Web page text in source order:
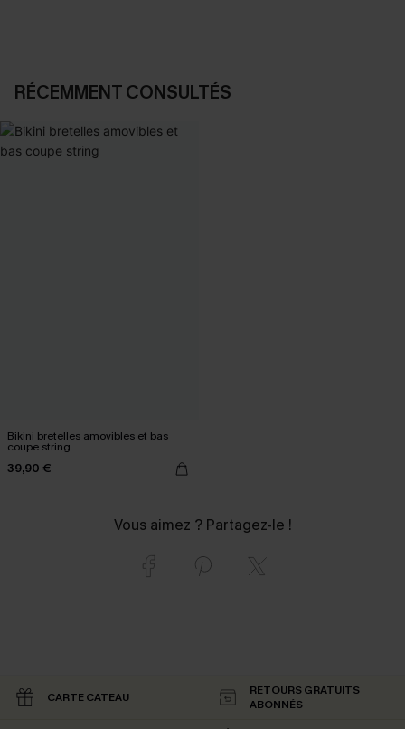
RÉCEMMENT CONSULTÉS
Bikini bretelles amovibles et bas
coupe string
39,90 €
Vous aimez ? Partagez-le !
CARTE CATEAU
RETOURS GRATUITS
ABONNÉS